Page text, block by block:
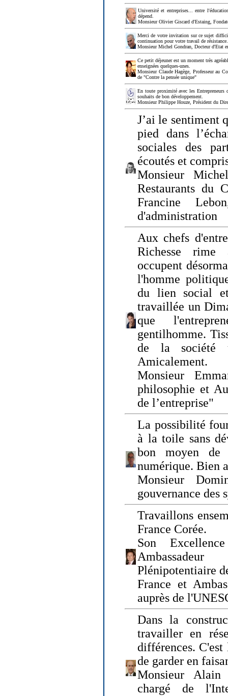
Université et entreprises... entre
dépend.
Monsieur Olivier Giscard d'Estaing,
Merci de votre invitation sur ce sujet
continuation pour votre travail de
Monsieur Michel Gondran, Docteur d'Etat
Ce petit déjeuner est un moment très
enseignées quelques-unes.
Monsieur Claude Hagège, Professeur au
de "Contre la pensée unique"
En toute proximité avec les
souhaits de bon développement.
Monsieur Philippe Houze, Président du
J’ai le sentiment
pied dans
sociales des
écoutés et
Monsieur
Restaurants du
Francine
d'administration
Aux chefs
Richesse rime
occupent
l'homme
du lien social
travaillée un
que
gentilhomme.
de la société
Amicalement.
Monsieur
philosophie et
de l’entreprise"
La possibilité
à la toile sans
bon moyen de
numérique. Bien
Monsieur
gouvernance des
Travaillons
France Corée.
Son
Plénipotentiaire
France et
auprès de
Dans la
travailler en
différences.
de garder en
Monsieur Alain
chargé de